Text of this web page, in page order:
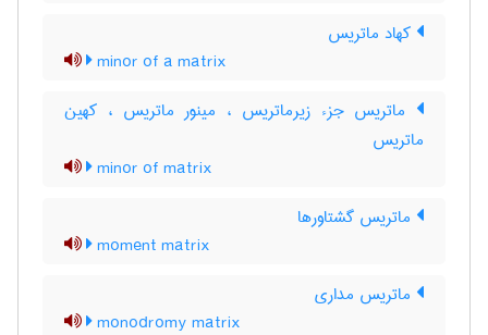
کهاد ماتریس
minor of a matrix
ماتریس جزء زیرماتریس ، مینور ماتریس ، کهین
ماتریس
minor of matrix
ماتریس گشتاورها
moment matrix
ماتریس مداری
monodromy matrix